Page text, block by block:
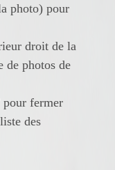
photo) pour
droit de la
de photos de
fermer
des